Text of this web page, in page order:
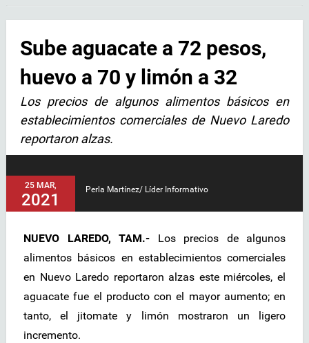
Sube aguacate a 72 pesos,
huevo a 70 y limón a 32
Los precios de algunos alimentos básicos en
establecimientos comerciales de Nuevo Laredo
reportaron alzas.
25 MAR,
2021
Perla Martínez/ Líder Informativo
NUEVO LAREDO, TAM.- Los precios de algunos
alimentos básicos en establecimientos comerciales
en Nuevo Laredo reportaron alzas este miércoles, el
aguacate fue el producto con el mayor aumento; en
tanto, el jitomate y limón mostraron un ligero
incremento.